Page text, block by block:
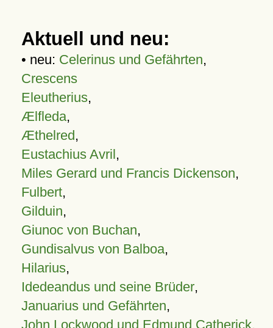
Aktuell und neu:
• neu: Celerinus und Gefährten,
Crescens
Eleutherius,
Ælfleda,
Æthelred,
Eustachius Avril,
Miles Gerard und Francis Dickenson,
Fulbert,
Gilduin,
Giunoc von Buchan,
Gundisalvus von Balboa,
Hilarius,
Idedeandus und seine Brüder,
Januarius und Gefährten,
John Lockwood und Edmund Catherick,